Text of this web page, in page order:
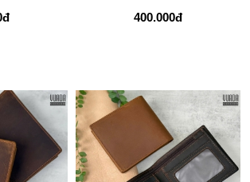
đ 400.000đ